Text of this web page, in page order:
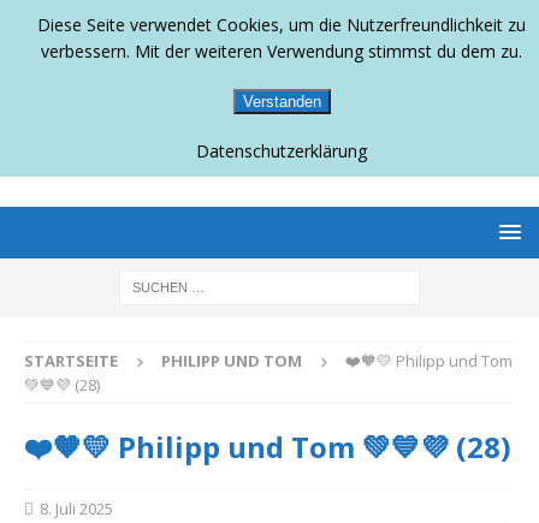
BERLINS SCHWULLESBISCHES MAGAZIN
STARTSEITE PHILIPP UND TOM
❤️🧡💛 Philipp und Tom
💚💙💜 (28)
❤️🧡💛 Philipp und Tom 💚💙💜 (28)
8. Juli 2025
Diese Seite verwendet Cookies, um die Nutzerfreundlichkeit zu
verbessern. Mit der weiteren Verwendung stimmst du dem zu.
Verstanden
Datenschutzerklärung